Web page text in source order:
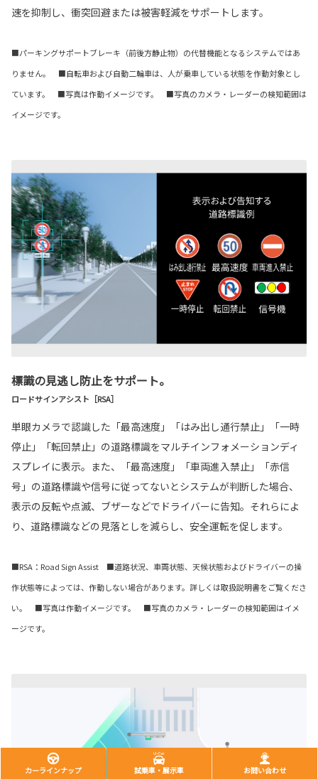
速を抑制し、衝突回避または被害軽減をサポートします。
■パーキングサポートブレーキ（前後方静止物）の代替機能となるシステムではあ
りません。 ■自転車および自動二輪車は、人が乗車している状態を作動対象とし
ています。 ■写真は作動イメージです。 ■写真のカメラ・レーダーの検知範囲は
イメージです。
標識の見逃し防止をサポート。
ロードサインアシスト［RSA］
単眼カメラで認識した「最高速度」「はみ出し通行禁止」「一時
停止」「転回禁止」の道路標識をマルチインフォメーションディ
スプレイに表示。また、「最高速度」「車両進入禁止」「赤信
号」の道路標識や信号に従ってないとシステムが判断した場合、
表示の反転や点滅、ブザーなどでドライバーに告知。それらによ
り、道路標識などの見落としを減らし、安全運転を促します。
■RSA：Road Sign Assist ■道路状況、車両状態、天候状態およびドライバーの操
作状態等によっては、作動しない場合があります。詳しくは取扱説明書をご覧くださ
い。 ■写真は作動イメージです。 ■写真のカメラ・レーダーの検知範囲はイメ
ージです。
カーラインナップ 試乗車・展示車 お問い合わせ